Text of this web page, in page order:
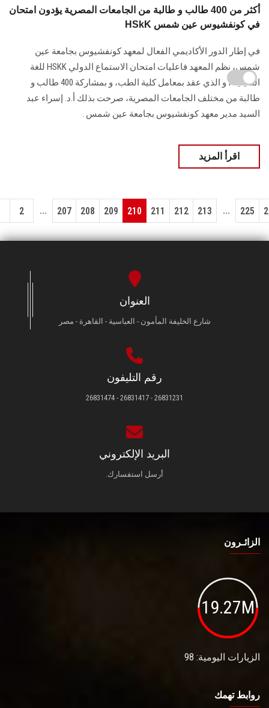
أكثر من 400 طالب و طالبة من الجامعات المصرية يؤدون امتحان
HSkK في كونفشيوس عين شمس
في إطار الدور الأكاديمي الفعال لمعهد كونفشيوس بجامعة عين
شمس، نظم المعهد فاعليات امتحان الاستماع الدولي HSKK للغة
الصينية ، و الذي عقد بمعامل كلية الطب، و بمشاركة 400 طالب و
طالبة من مختلف الجامعات المصرية، صرحت بذلك أ.د. إسراء عبد
السيد مدير معهد كونفشيوس بجامعة عين شمس .
اقرأ المزيد
2 ... 207 208 209 210 211 212 213 ... 225
العنوان
شارع الخليفة المأمون - العباسية - القاهرة - مصر
رقم التليفون
26831231 - 26831417 - 26831474
البريد الإلكتروني
أرسل استفسارك.
الزائـرون
19.27M
الزيارات اليومية: 98
روابط تهمك